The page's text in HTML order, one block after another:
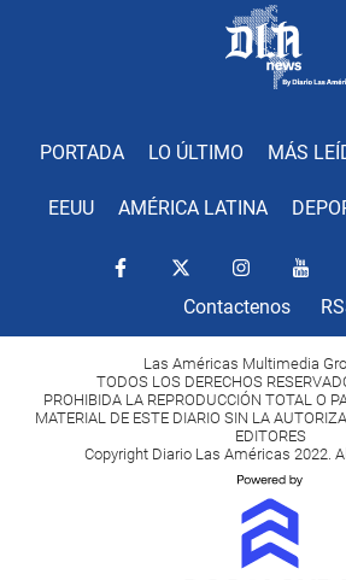
PORTADA LO ÚLTIMO MÁS
EEUU AMÉRICA LATINA
Contactenos
Las Américas Multimedia
TODOS LOS DERECHOS
PROHIBIDA LA REPRODUCCIÓN TOTAL O
MATERIAL DE ESTE DIARIO SIN LA
EDITORES
Copyright Diario Las Américas 2022.